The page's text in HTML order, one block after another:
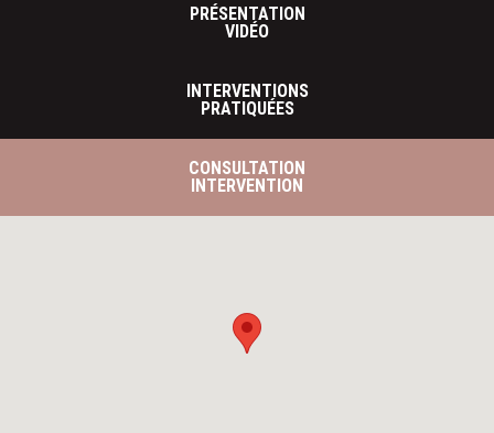
PRÉSENTATION
VIDÉO
INTERVENTIONS
PRATIQUÉES
CONSULTATION
INTERVENTION